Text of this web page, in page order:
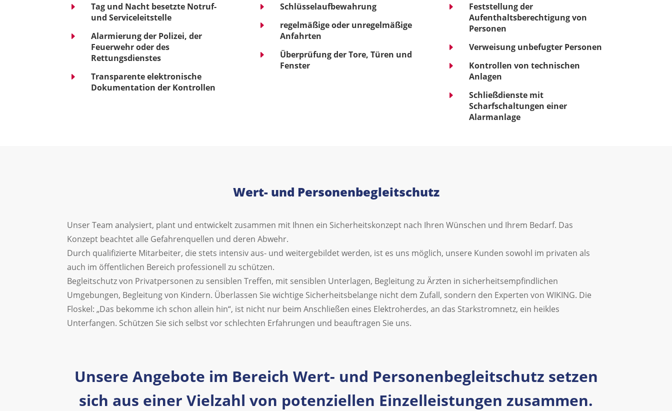
E
Tag und Nacht besetzte Notruf-
und Serviceleitstelle
E
Alarmierung der Polizei, der
Feuerwehr oder des
Rettungsdienstes
E
Transparente elektronische
Dokumentation der Kontrollen
E
Schlüsselaufbewahrung
E
regelmäßige oder unregelmäßige
Anfahrten
E
Überprüfung der Tore, Türen und
Fenster
E
Feststellung der
Aufenthaltsberechtigung von
Personen
E
Verweisung unbefugter Personen
E
Kontrollen von technischen
Anlagen
E
Schließdienste mit
Scharfschaltungen einer
Alarmanlage
Wert- und Personenbegleitschutz
Unser Team analysiert, plant und entwickelt zusammen mit Ihnen ein Sicherheitskonzept nach Ihren Wünschen und Ihrem Bedarf. Das
Konzept beachtet alle Gefahrenquellen und deren Abwehr.
Durch qualifizierte Mitarbeiter, die stets intensiv aus- und weitergebildet werden, ist es uns möglich, unsere Kunden sowohl im privaten als
auch im öffentlichen Bereich professionell zu schützen.
Begleitschutz von Privatpersonen zu sensiblen Treffen, mit sensiblen Unterlagen, Begleitung zu Ärzten in sicherheitsempfindlichen
Umgebungen, Begleitung von Kindern. Überlassen Sie wichtige Sicherheitsbelange nicht dem Zufall, sondern den Experten von WIKING. Die
Floskel: „Das bekomme ich schon allein hin“, ist nicht nur beim Anschließen eines Elektroherdes, an das Starkstromnetz, ein heikles
Unterfangen. Schützen Sie sich selbst vor schlechten Erfahrungen und beauftragen Sie uns.
Unsere Angebote im Bereich Wert- und Personenbegleitschutz setzen
sich aus einer Vielzahl von potenziellen Einzelleistungen zusammen.